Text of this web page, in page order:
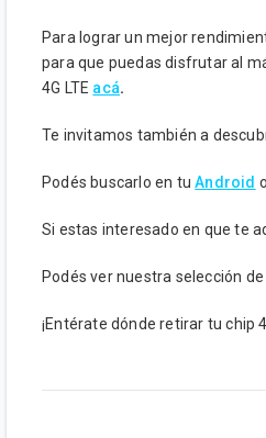
Para lograr un mejor
para que puedas disfrutar al
4G LTE acá.
Te invitamos también a
Podés buscarlo en tuAndroid
Si estas interesado en que te
Podés ver nuestra selección
¡Entérate dónde retirar tu chip